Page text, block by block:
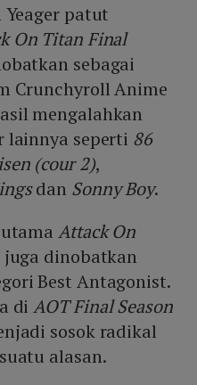
patut
On Titan Final
sebagai
Crunchyroll Anime
mengalahkan
lainnya seperti 86
(cour 2),
dan Sonny Boy.
utamaAttack On
juga dinobatkan
Best Antagonist.
diAOT Final Season
sosok radikal
alasan.